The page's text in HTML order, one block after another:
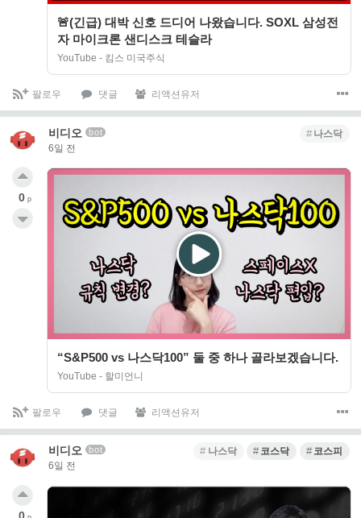
🚨(긴급) 대박 신호 드디어 나왔습니다. SOXL 삼성전
자 마이크론 샌디스크 테슬라
YouTube - 킴스 미국주식
팔로우 댓글 리액션유저
비디오 bot
6일 전
나스닥
“S&P500 vs 나스닥100” 둘 중 하나 골라보겠습니다.
YouTube - 할미언니
0 p
팔로우 댓글 리액션유저
비디오 bot
6일 전
나스닥 코스닥 코스피